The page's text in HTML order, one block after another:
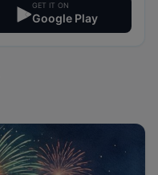
GET IT ON
Google Play